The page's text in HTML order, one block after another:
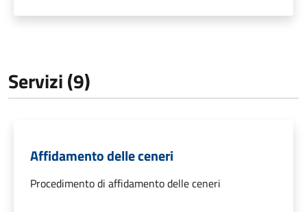
Servizi (9)
Affidamento delle ceneri
Procedimento di affidamento delle ceneri